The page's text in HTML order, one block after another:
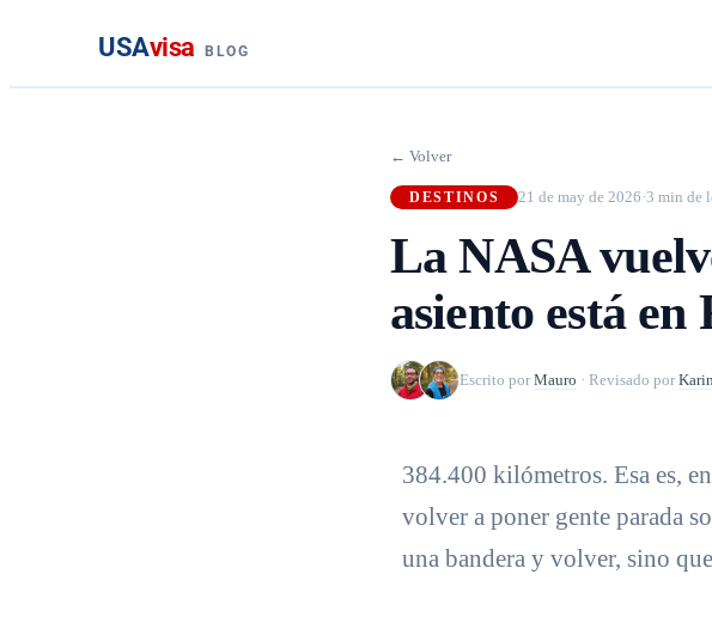
USAvisa BLOG
← Volver
DESTINOS 21 de may de 2026·3 min de
La NASA
asiento está
Escrito por Mauro · Revisado por
384.400 kilómetros. Esa es,
volver a poner gente parada
una bandera y volver, sino